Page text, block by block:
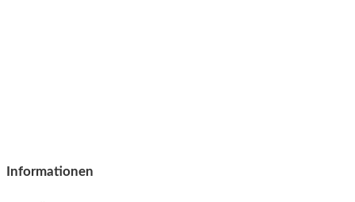
Informationen